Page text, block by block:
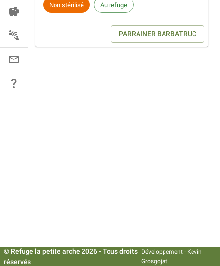
Non stérilisé Au refuge
PARRAINER BARBATRUC
© Refuge la petite arche 2026- Tous droits
réservés
Développement - Kevin
Grosgojat